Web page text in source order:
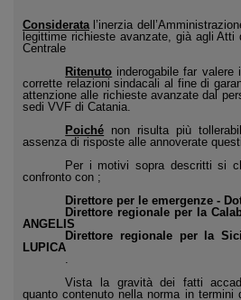
Consideratal’inerzia
legittime richieste avanzate, già agli Atti
Centrale
Ritenuto inderogabile far valere
corrette relazioni sindacali al fine di
attenzione alle richieste avanzate dal
sedi VVF di Catania.
Poiché non risulta più
assenza di risposte alle annoverate
Per i motivi sopra descritti si
confronto con ;
Direttore per le emergenze -
Direttore regionale per la
ANGELIS
Direttore regionale per la
LUPICA
.
Vista la gravità dei fatti
quanto contenuto nella norma in termini